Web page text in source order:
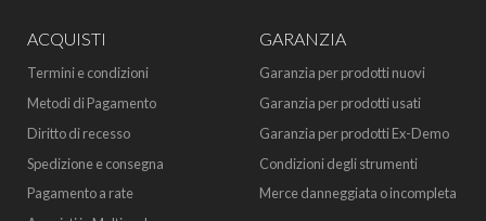
ACQUISTI
Termini e condizioni
Metodi di Pagamento
Diritto di recesso
Spedizione e consegna
Pagamento a rate
GARANZIA
Garanzia per prodotti nuovi
Garanzia per prodotti usati
Garanzia per prodotti Ex-Demo
Condizioni degli strumenti
Merce danneggiata o incompleta